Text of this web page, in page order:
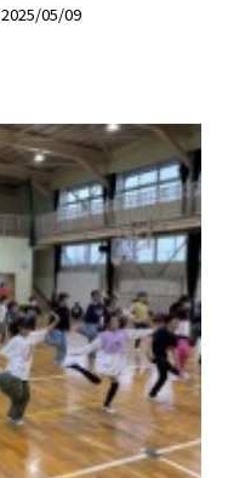
2025/05/09